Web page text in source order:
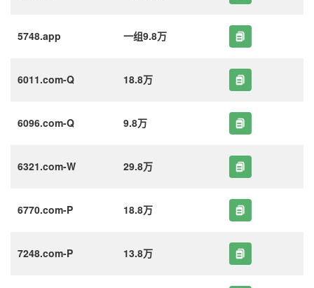
5748.app 一组9.8万
6011.com-Q 18.8万
6096.com-Q 9.8万
6321.com-W 29.8万
6770.com-P 18.8万
7248.com-P 13.8万